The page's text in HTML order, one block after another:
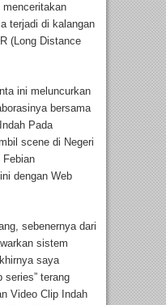
menceritakan
terjadi di kalangan
(Long Distance
ini meluncurkan
bersama
Pada
scene di Negeri
dengan Web
sebenernya dari
sistem
saya
series” terang
Video Clip Indah